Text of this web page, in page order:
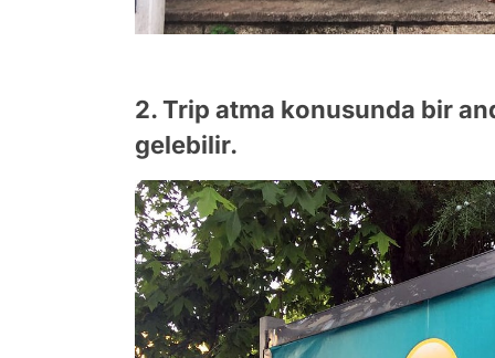
2. Trip atma konusunda bir
gelebilir.